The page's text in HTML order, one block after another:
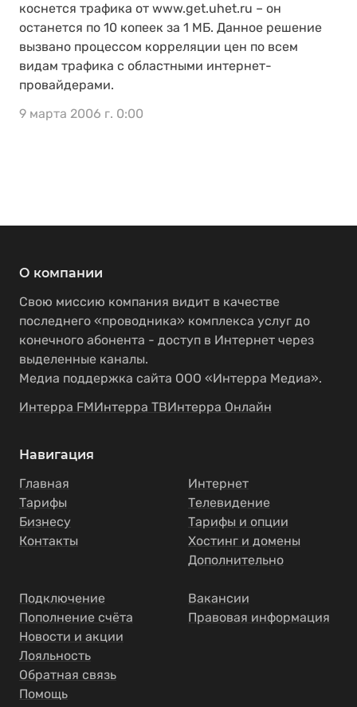
коснется трафика от www.get.uhet.ru – он
останется по 10 копеек за 1 МБ. Данное решение
вызвано процессом корреляции цен по всем
видам трафика с областными интернет-
провайдерами.
9 марта 2006 г. 0:00
О компании
Свою миссию компания видит в качестве
последнего «проводника» комплекса услуг до
конечного абонента - доступ в Интернет через
выделенные каналы.
Медиа поддержка сайта ООО «Интерра Медиа».
Интерра FMИнтерра ТВИнтерра Онлайн
Навигация
Главная
Тарифы
Бизнесу
Контакты
Интернет
Телевидение
Тарифы и опции
Хостинг и домены
Дополнительно
Подключение
Пополнение счёта
Новости и акции
Лояльность
Обратная связь
Помощь
Вакансии
Правовая информация